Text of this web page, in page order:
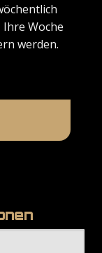
Ihre Woche
werden.